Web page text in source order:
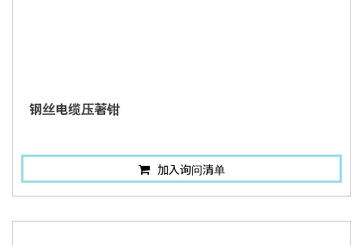
钢丝电缆压著钳
加入询问清单